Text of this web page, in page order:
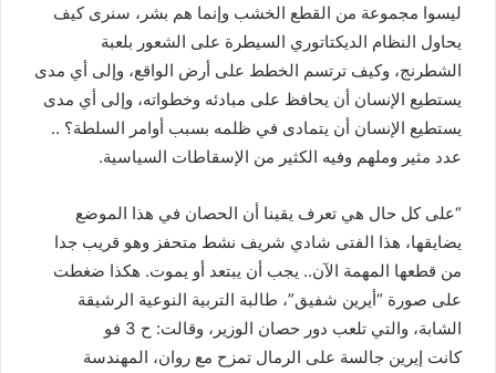
ليسوا مجموعة من القطع الخشب وإنما هم بشر، سنرى كيف
يحاول النظام الديكتاتوري السيطرة على الشعور بلعبة
الشطرنج، وكيف ترتسم الخطط على أرض الواقع، وإلى أي مدى
يستطيع الإنسان أن يحافظ على مبادئه وخطواته، وإلى أي مدى
يستطيع الإنسان أن يتمادى في ظلمه بسبب أوامر السلطة؟ ..
عدد مثير وملهم وفيه الكثير من الإسقاطات السياسية.
“على كل حال هي تعرف يقينا أن الحصان في هذا الموضع
يضايقها، هذا الفتى شادي شريف نشط متحفز وهو قريب جدا
من قطعها المهمة الآن.. يجب أن يبتعد أو يموت. هكذا ضغطت
على صورة “أيرين شفيق”، طالبة التربية النوعية الرشيقة
الشابة، والتي تلعب دور حصان الوزير، وقالت: ح 3 فو
كانت إيرين جالسة على الرمال تمزح مع روان، المهندسة